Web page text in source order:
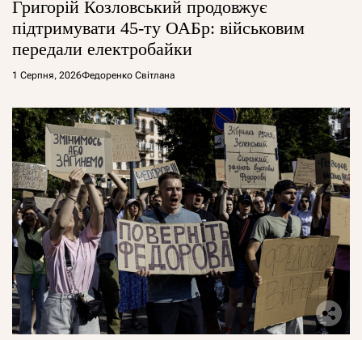
Григорій Козловський продовжує
підтримувати 45-ту ОАБр: військовим
передали електробайки
1 Серпня, 2026Федоренко Світлана